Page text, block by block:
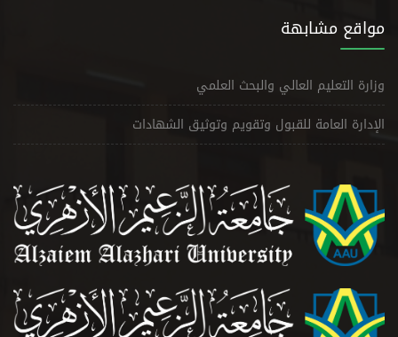
مواقع مشابهة
وزارة التعليم العالي والبحث العلمي
الإدارة العامة للقبول وتقويم وتوثيق الشهادات